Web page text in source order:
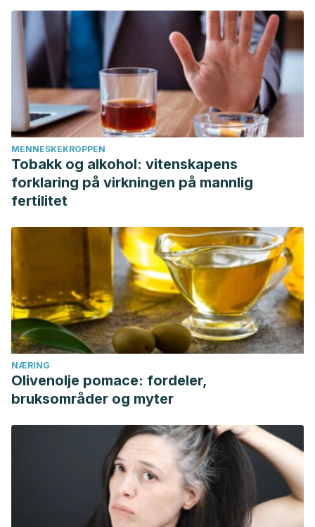
MENNESKEKROPPEN
Tobakk og alkohol: vitenskapens
forklaring på virkningen på mannlig
fertilitet
NÆRING
Olivenolje pomace: fordeler,
bruksområder og myter